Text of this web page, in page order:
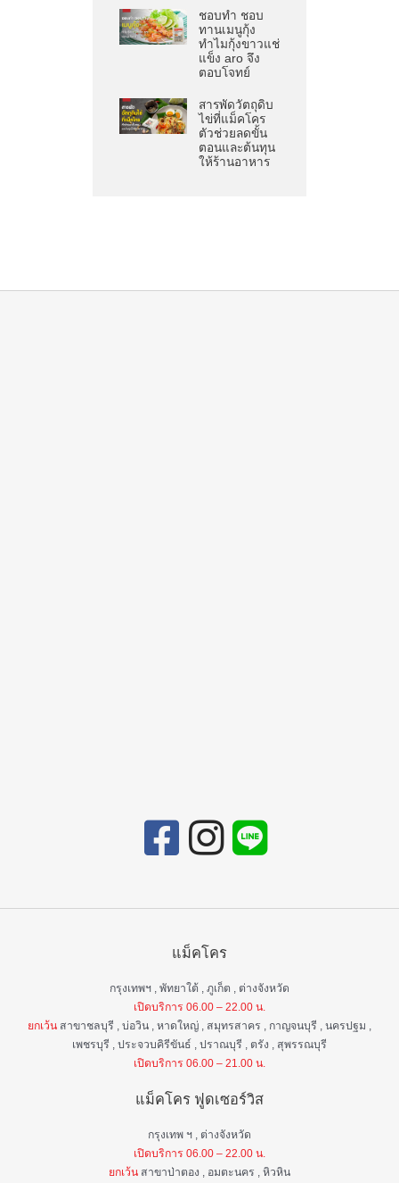
ชอบทำ ชอบ
ทานเมนูกุ้ง
ทำไมกุ้งขาวแช่
แข็ง aro จึง
ตอบโจทย์
สารพัดวัตถุดิบ
ไข่ที่แม็คโคร
ตัวช่วยลดขั้น
ตอนและต้นทุน
ให้ร้านอาหาร
แม็คโคร
กรุงเทพฯ , พัทยาใต้ , ภูเก็ต , ต่างจังหวัด
เปิดบริการ 06.00 – 22.00 น.
ยกเว้น สาขาชลบุรี , บ่อวิน , หาดใหญ่ , สมุทรสาคร , กาญจนบุรี , นครปฐม ,
เพชรบุรี , ประจวบคิรีขันธ์ , ปราณบุรี , ตรัง , สุพรรณบุรี
เปิดบริการ 06.00 – 21.00 น.
แม็คโคร ฟูดเซอร์วิส
กรุงเทพ ฯ , ต่างจังหวัด
เปิดบริการ 06.00 – 22.00 น.
ยกเว้น สาขาป่าตอง , อมตะนคร , หิวหิน